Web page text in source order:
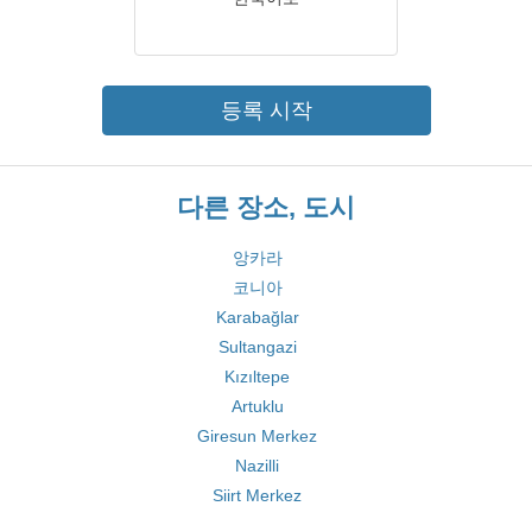
등록 시작
다른 장소, 도시
앙카라
코니아
Karabağlar
Sultangazi
Kızıltepe
Artuklu
Giresun Merkez
Nazilli
Siirt Merkez